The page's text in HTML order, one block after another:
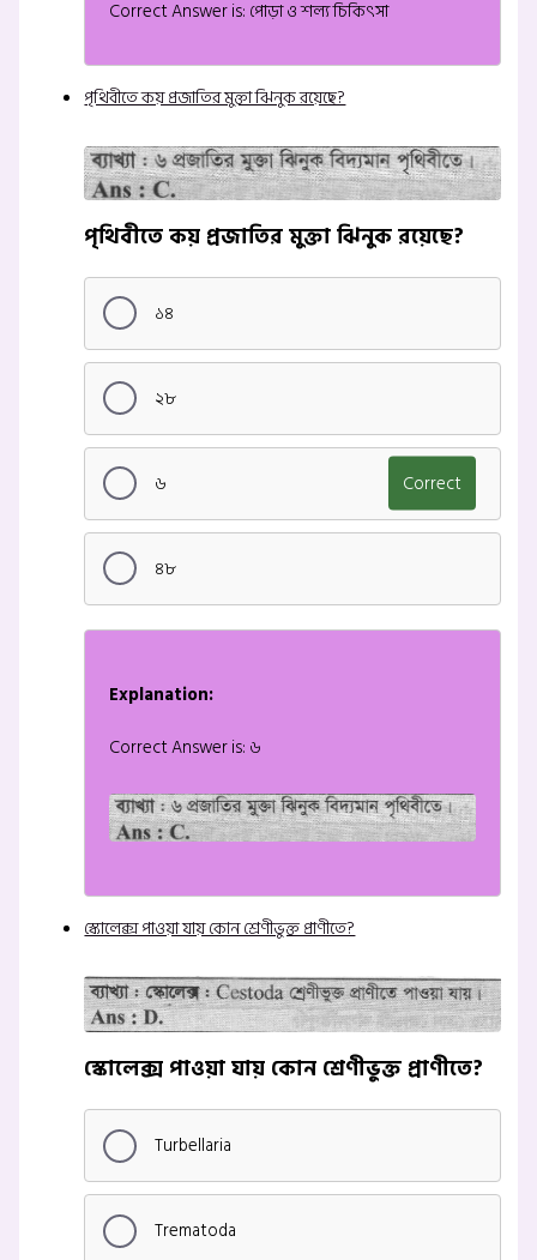
Correct Answer is: পোড়া ও শল্য চিকিৎসা
পৃথিবীতে কয় প্রজাতির মুক্তা ঝিনুক রয়েছে?
পৃথিবীতে কয় প্রজাতির মুক্তা ঝিনুক রয়েছে?
১৪
২৮
৬ Correct
৪৮
Explanation:
Correct Answer is: ৬
স্কোলেক্স পাওয়া যায় কোন শ্রেণীভুক্ত প্রাণীতে?
স্কোলেক্স পাওয়া যায় কোন শ্রেণীভুক্ত প্রাণীতে?
Turbellaria
Trematoda